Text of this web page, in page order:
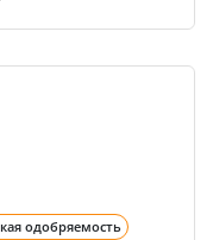
одобряемость